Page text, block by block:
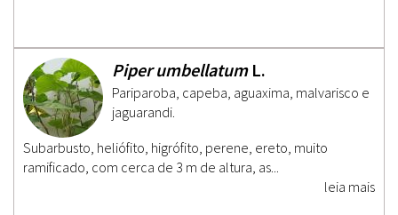
Piper umbellatum L.
Pariparoba, capeba, aguaxima, malvarisco e
jaguarandi.
Subarbusto, heliófito, higrófito, perene, ereto, muito
ramificado, com cerca de 3 m de altura, as...
leia mais